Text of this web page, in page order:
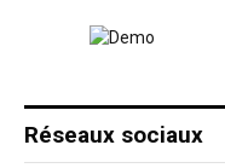
Réseaux sociaux